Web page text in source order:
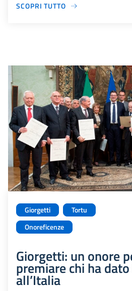
SCOPRI TUTTO
Giorgetti
Tortu
Onoreficenze
Giorgetti: un onore
premiare chi ha
all’Italia